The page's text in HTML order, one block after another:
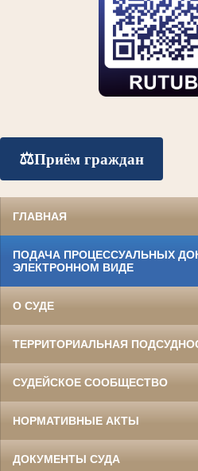
⚖️Приём граждан
ГЛАВНАЯ
ПОДАЧА ПРОЦЕССУАЛЬНЫХ
ЭЛЕКТРОННОМ ВИДЕ
О СУДЕ
ТЕРРИТОРИАЛЬНАЯ
СУДЕЙСКОЕ СООБЩЕСТВО
НОРМАТИВНЫЕ АКТЫ
ДОКУМЕНТЫ СУДА